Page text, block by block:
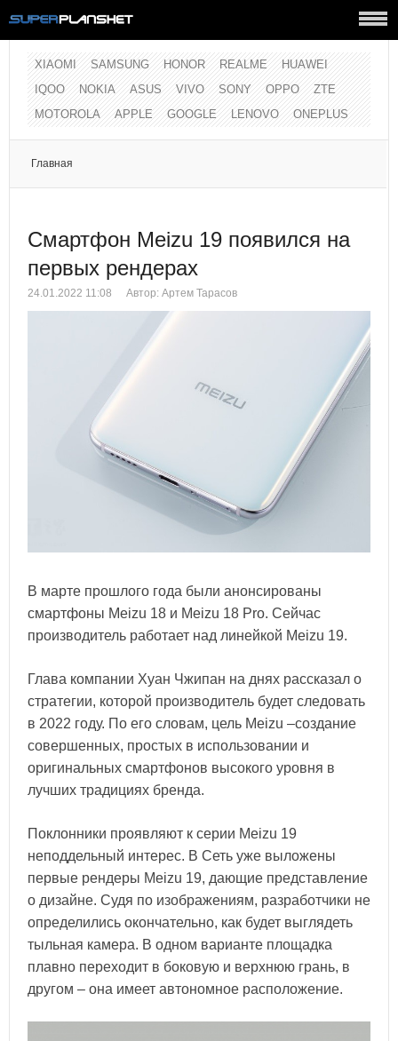
XIAOMI SAMSUNG HONOR REALME
HUAWEI
IQOO
NOKIA ASUS VIVO SONY OPPO
ZTE
MOTOROLA
APPLE GOOGLE LENOVO ONEPLUS
Главная
Смартфон Meizu 19 появился на
первых рендерах
24.01.2022 11:08 Автор: Артем Тарасов
В марте прошлого года были анонсированы
смартфоны Meizu 18 и Meizu 18 Pro. Сейчас
производитель работает над линейкой Meizu 19.
Глава компании Хуан Чжипан на днях рассказал о
стратегии, которой производитель будет следовать
в 2022 году. По его словам, цель Meizu –создание
совершенных, простых в использовании и
оригинальных смартфонов высокого уровня в
лучших традициях бренда.
Поклонники проявляют к серии Meizu 19
неподдельный интерес. В Сеть уже выложены
первые рендеры Meizu 19, дающие представление
о дизайне. Судя по изображениям, разработчики не
определились окончательно, как будет выглядеть
тыльная камера. В одном варианте площадка
плавно переходит в боковую и верхнюю грань, в
другом – она имеет автономное расположение.